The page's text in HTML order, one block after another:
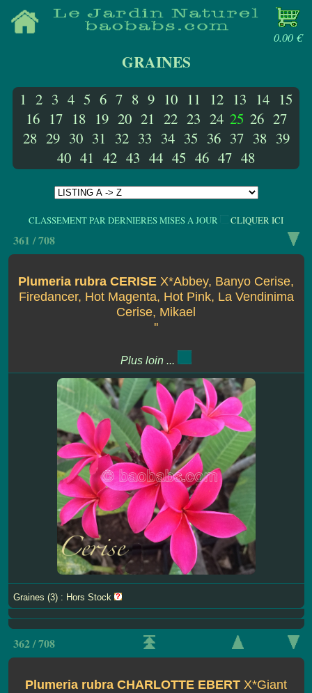
0.00 €
GRAINES
1 2 3 4 5 6 7 8 9 10 11 12 13 14 15
16 17 18 19 20 21 22 23 24 25 26 27
28 29 30 31 32 33 34 35 36 37 38 39
40 41 42 43 44 45 46 47 48
CLASSEMENT PAR DERNIERES MISES A JOUR CLIQUER ICI
361 / 708
Plumeria rubra CERISE X*Abbey, Banyo Cerise,
Firedancer, Hot Magenta, Hot Pink, La Vendinima
Cerise, Mikael
''
Plus loin ...
Graines (3) : Hors Stock
362 / 708
Plumeria rubra CHARLOTTE EBERT X*Giant